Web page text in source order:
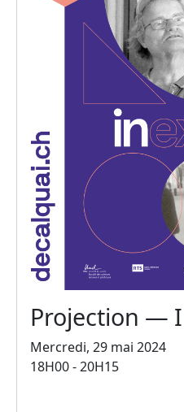
Projection —
Mercredi, 29 mai 2024
18H00 - 20H15